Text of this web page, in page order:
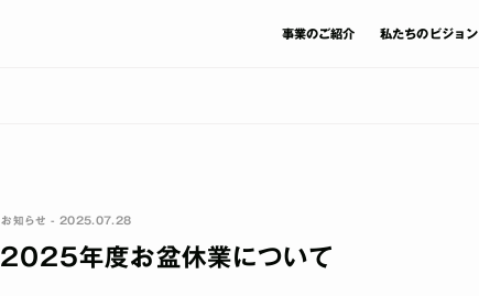
事業のご紹介 私たちのビジョン
お知らせ - 2025.07.28
2025年度お盆休業について